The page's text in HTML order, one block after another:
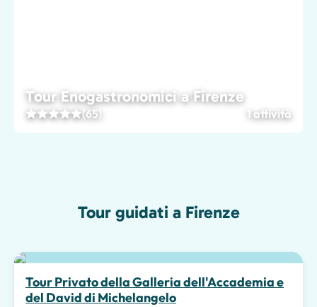
Tour Enogastronomici a Firenze
(65) 1 attività
Tour guidati a Firenze
Scelta migliore
Tour Privato della Galleria dell'Accademia e
del David di Michelangelo